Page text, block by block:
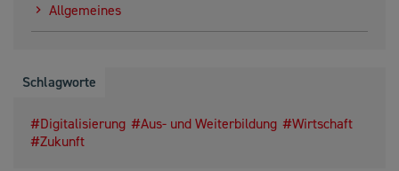
Allgemeines
Schlagworte
Digitalisierung Aus- und Weiterbildung
Wirtschaft
Zukunft